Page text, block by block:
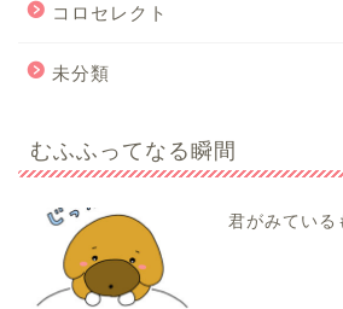
コロセレクト
未分類
むふふってなる瞬間
君がみている